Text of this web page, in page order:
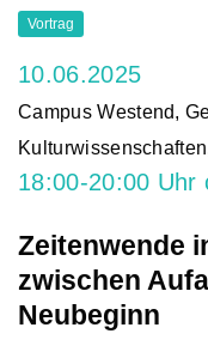
Vortrag
10.06.2025
Campus Westend,
18:00-20:00 Uhr
Zeitenwende
zwischen
Neubeginn